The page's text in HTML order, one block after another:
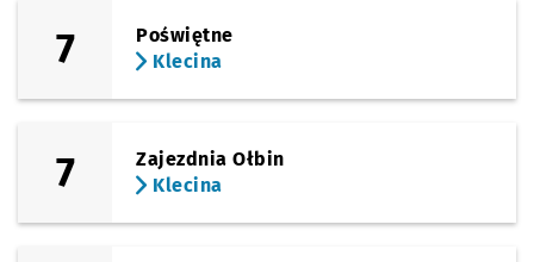
7
Poświętne
Klecina
7
Zajezdnia Ołbin
Klecina